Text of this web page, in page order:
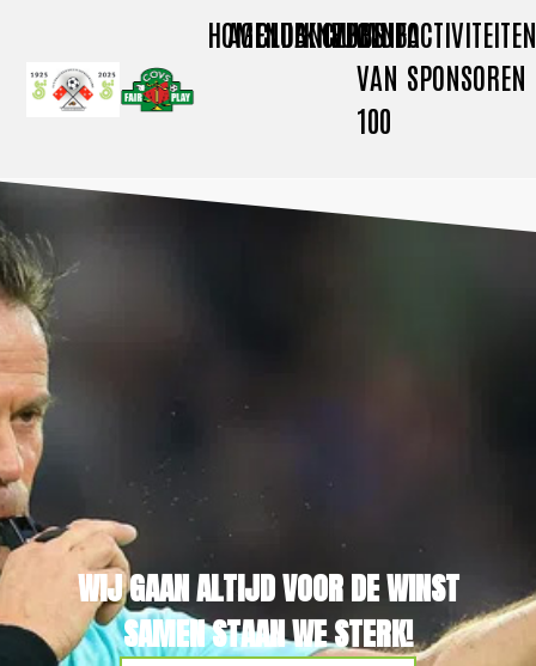
HOME
AGENDA
CLUBNIEUWS
KNVB
CLUBINFO
CLUB
VAN
100
ACTIVITEITEN
SPONSOREN
WIJ GAAN ALTIJD VOOR DE WINST
SAMEN STAAN WE STERK!